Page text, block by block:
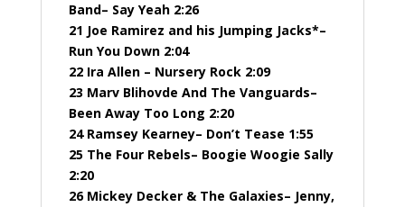
Band– Say Yeah 2:26
21 Joe Ramirez and his Jumping Jacks*–
Run You Down 2:04
22 Ira Allen – Nursery Rock 2:09
23 Marv Blihovde And The Vanguards–
Been Away Too Long 2:20
24 Ramsey Kearney– Don’t Tease 1:55
25 The Four Rebels– Boogie Woogie Sally
2:20
26 Mickey Decker & The Galaxies– Jenny,